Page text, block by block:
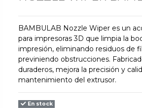
BAMBULAB Nozzle Wiper es un
para impresoras 3D que limpia la
impresión, eliminando residuos de
previniendo obstrucciones.
duraderos, mejora la precisión y
mantenimiento del extrusor.
En stock